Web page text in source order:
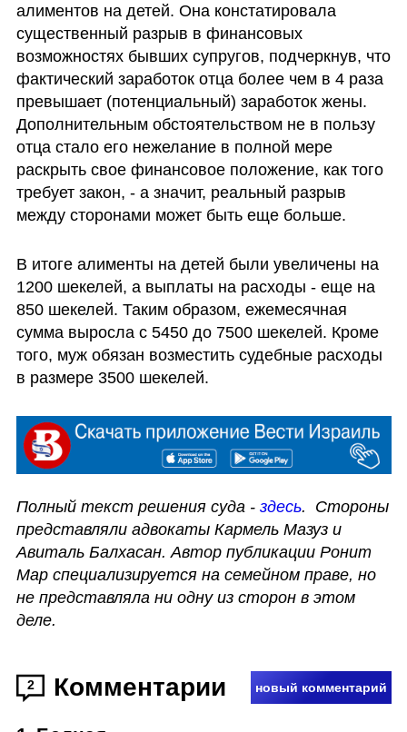
алиментов на детей. Она констатировала
существенный разрыв в финансовых
возможностях бывших супругов, подчеркнув, что
фактический заработок отца более чем в 4 раза
превышает (потенциальный) заработок жены.
Дополнительным обстоятельством не в пользу
отца стало его нежелание в полной мере
раскрыть свое финансовое положение, как того
требует закон, - а значит, реальный разрыв
между сторонами может быть еще больше.
В итоге алименты на детей были увеличены на
1200 шекелей, а выплаты на расходы - еще на
850 шекелей. Таким образом, ежемесячная
сумма выросла с 5450 до 7500 шекелей. Кроме
того, муж обязан возместить судебные расходы
в размере 3500 шекелей.
Полный текст решения суда - здесь.  Стороны
представляли адвокаты Кармель Мазуз и
Авиталь Балхасан. Автор публикации Ронит
Мар специализируется на семейном праве, но
не представляла ни одну из сторон в этом
деле.
2 Комментарии новый комментарий